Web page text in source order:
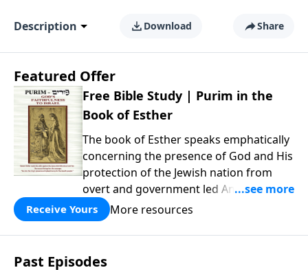
Description Download Share
Featured Offer
Free Bible Study | Purim in the
Book of Esther
The book of Esther speaks emphatically
concerning the presence of God and His
protection of the Jewish nation from
overt and government led Antisemitism.
We invite you to download this flip-book
presentation of the story of Purim, and
don’t forget to click the music icon to
get that messianic flavor while reading!
Receive Yours More resources
Past Episodes